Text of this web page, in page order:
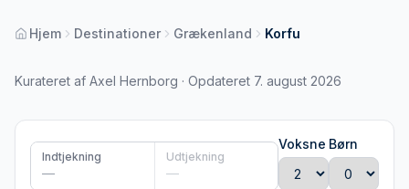
Hjem Destinationer Grækenland Korfu
Kurateret af Axel Hernborg · Opdateret 7. august 2026
Indtjekning
—
Udtjekning
—
Voksne Børn